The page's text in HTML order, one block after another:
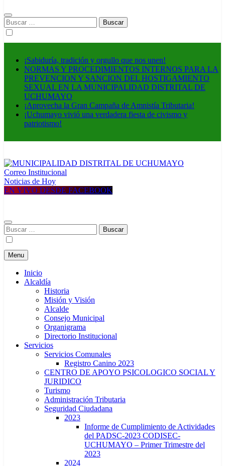
Buscar:
¡Sabiduría, tradición y orgullo que nos unen!
NORMAS Y PROCEDIMIENTOS INTERNOS PARA LA
PREVENCION Y SANCION DEL HOSTIGAMIENTO
SEXUAL EN LA MUNICIPALIDAD DISTRITAL DE
UCHUMAYO
¡Aprovecha la Gran Campaña de Amnistía Tributaria!
¡Uchumayo vivió una verdadera fiesta de civismo y
patriotismo!
MUNICIPALIDAD DISTRITAL DE UCHUMAYO
Construyendo una nueva Historia
Correo Institucional
Noticias de Hoy
EN VIVO DESDE FACEBOOK
Buscar:
Menu
Inicio
Alcaldía
Historia
Misión y Visión
Alcalde
Consejo Municipal
Organigrama
Directorio Institucional
Servicios
Servicios Comunales
Registro Canino 2023
CENTRO DE APOYO PSICOLOGICO SOCIAL Y
JURIDICO
Turismo
Administración Tributaria
Seguridad Ciudadana
2023
Informe de Cumplimiento de Actividades
del PADSC-2023 CODISEC-
UCHUMAYO – Primer Trimestre del
2023
2024